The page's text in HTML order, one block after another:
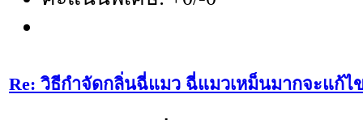
Re: วิธีกำจัดกลิ่นฉี่แมว ฉี่แมวเหม็นมากจะแก้ไ